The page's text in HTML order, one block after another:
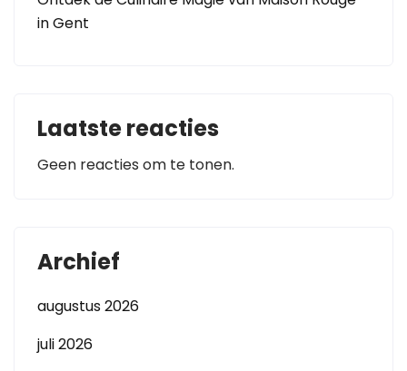
in Gent
Laatste reacties
Geen reacties om te tonen.
Archief
augustus 2026
juli 2026